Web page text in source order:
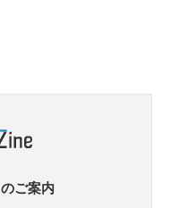
のご案内